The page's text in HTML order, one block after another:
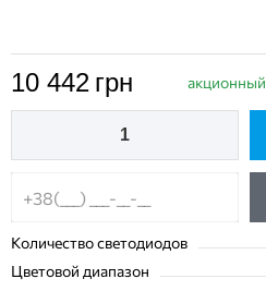
10 442 грн акционный
Количество светодиодов
Цветовой диапазон